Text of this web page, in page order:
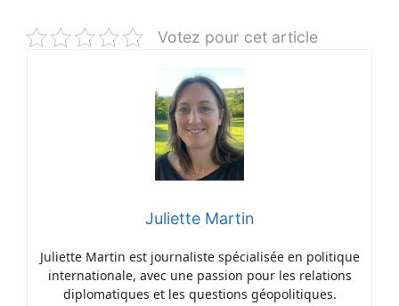
Votez pour cet article
Juliette Martin
Juliette Martin est journaliste spécialisée en politique
internationale, avec une passion pour les relations
diplomatiques et les questions géopolitiques.